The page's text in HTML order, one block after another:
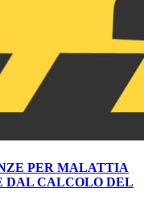
PER MALATTIA
DAL CALCOLO DEL